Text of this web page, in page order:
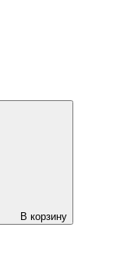
В корзину